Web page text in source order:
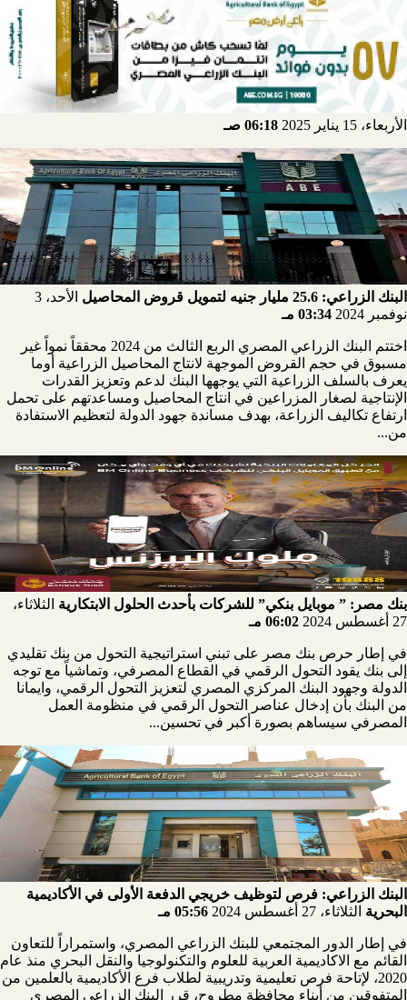
الأربعاء، 15 يناير 2025 06:18 صـ
البنك الزراعي: 25.6 مليار جنيه لتمويل قروض المحاصيل
الأحد، 3
نوفمبر 2024
03:34 مـ
اختتم البنك الزراعي المصري الربع الثالث من 2024 محققاً نمواً غير
مسبوق في حجم القروض الموجهة لانتاج المحاصيل الزراعية أوما
يعرف بالسلف الزراعية التي يوجهها البنك لدعم وتعزيز القدرات
الإنتاجية لصغار المزراعين في انتاج المحاصيل ومساعدتهم على تحمل
ارتفاع تكاليف الزراعة، بهدف مساندة جهود الدولة لتعظيم الاستفادة
من...
بنك مصر: ” موبايل بنكي” للشركات بأحدث الحلول الابتكارية الثلاثاء،
27 أغسطس 2024
06:02 مـ
في إطار حرص بنك مصر على تبني استراتيجية التحول من بنك تقليدي
إلى بنك يقود التحول الرقمي في القطاع المصرفي، وتماشياً مع توجه
الدولة وجهود البنك المركزي المصري لتعزيز التحول الرقمي، وايمانا
من البنك بأن إدخال عناصر التحول الرقمي في منظومة العمل
المصرفي سيساهم بصورة أكبر في تحسين...
البنك الزراعي: فرص لتوظيف خريجي الدفعة الأولى في الأكاديمية
البحرية الثلاثاء، 27 أغسطس 2024 05:56 مـ
في إطار الدور المجتمعي للبنك الزراعي المصري، واستمراراً للتعاون
القائم مع الاكاديمية العربية للعلوم والتكنولوجيا والنقل البحري منذ عام
2020، لإتاحة فرص تعليمية وتدريبية لطلاب فرع الأكاديمية بالعلمين من
المتفوقين من أبناء محافظة مطروح، قرر البنك الزراعي المصري